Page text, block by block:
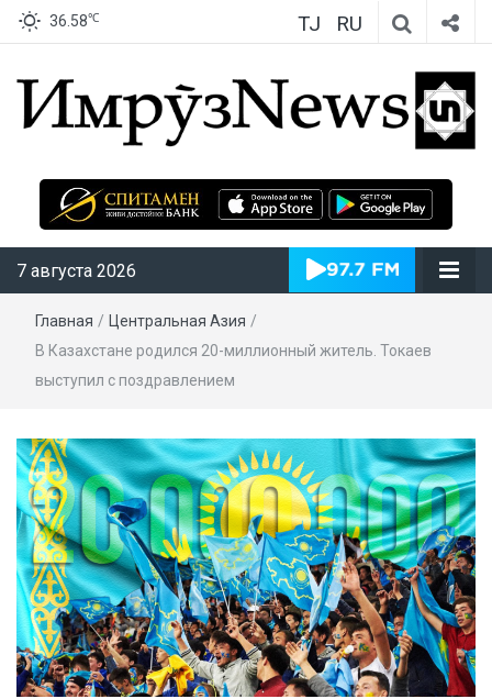
36.58℃ TJ RU
ИмрӯзNews
7 августа 2026
Главная / Центральная Азия /
В Казахстане родился 20-миллионный житель. Токаев
выступил с поздравлением